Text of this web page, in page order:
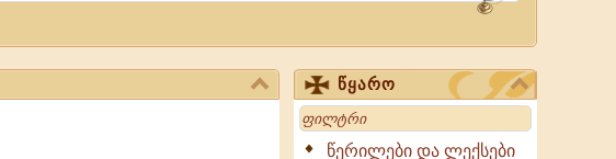
წყარო
Search
წერილები და ლექსები